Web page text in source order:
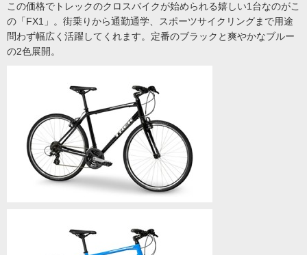
この価格でトレックのクロスバイクが始められる嬉しい1台なのがこ
の「FX1」。街乗りから通勤通学、スポーツサイクリングまで用途
問わず幅広く活躍してくれます。定番のブラックと爽やかなブルー
の2色展開。